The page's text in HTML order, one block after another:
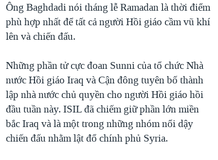
Ông Baghdadi nói tháng lễ Ramadan là thời điểm
phù hợp nhất để tất cả người Hồi giáo cầm vũ khí
lên và chiến đấu.
Những phần tử cực đoan Sunni của tổ chức Nhà
nước Hồi giáo Iraq và Cận đông tuyên bố thành
lập nhà nước chủ quyền cho người Hồi giáo hồi
đầu tuần này. ISIL đã chiếm giữ phần lớn miền
bắc Iraq và là một trong những nhóm nổi dậy
chiến đấu nhằm lật đổ chính phủ Syria.